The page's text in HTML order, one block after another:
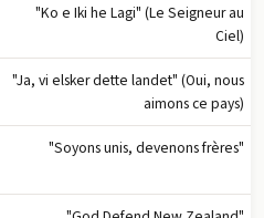
"Ko e Iki he Lagi" (Le Seigneur au
Ciel)
"Ja, vi elsker dette landet" (Oui, nous
aimons ce pays)
"Soyons unis, devenons frères"